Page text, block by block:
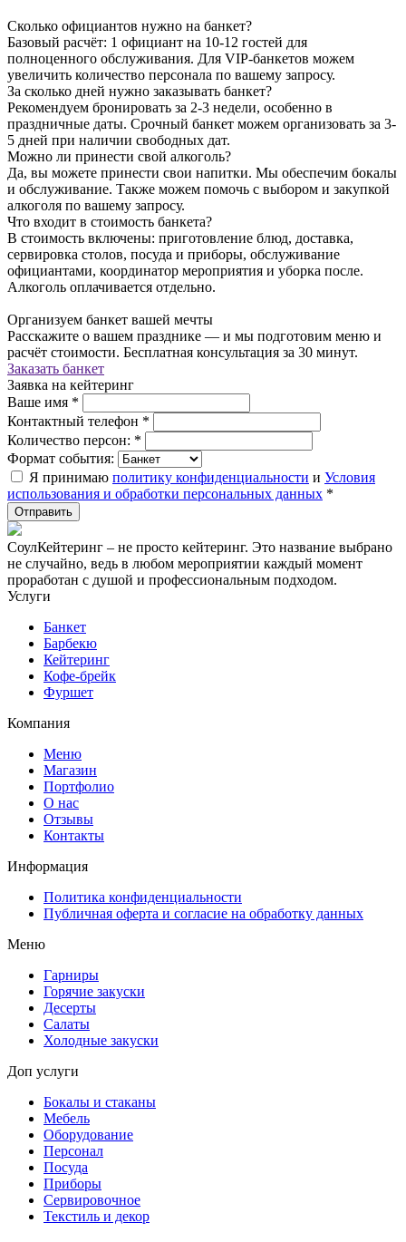
Сколько официантов нужно на банкет?
Базовый расчёт: 1 официант на 10-12 гостей для
полноценного обслуживания. Для VIP-банкетов можем
увеличить количество персонала по вашему запросу.
За сколько дней нужно заказывать банкет?
Рекомендуем бронировать за 2-3 недели, особенно в
праздничные даты. Срочный банкет можем организовать за 3-
5 дней при наличии свободных дат.
Можно ли принести свой алкоголь?
Да, вы можете принести свои напитки. Мы обеспечим бокалы
и обслуживание. Также можем помочь с выбором и закупкой
алкоголя по вашему запросу.
Что входит в стоимость банкета?
В стоимость включены: приготовление блюд, доставка,
сервировка столов, посуда и приборы, обслуживание
официантами, координатор мероприятия и уборка после.
Алкоголь оплачивается отдельно.
Организуем банкет вашей мечты
Расскажите о вашем празднике — и мы подготовим меню и
расчёт стоимости. Бесплатная консультация за 30 минут.
Заказать банкет
Заявка на кейтеринг
Ваше имя *
Контактный телефон *
Количество персон: *
Формат события:
Я принимаю политику конфиденциальности и Условия
использования и обработки персональных данных *
СоулКейтеринг – не просто кейтеринг. Это название выбрано
не случайно, ведь в любом мероприятии каждый момент
проработан с душой и профессиональным подходом.
Услуги
Банкет
Барбекю
Кейтеринг
Кофе-брейк
Фуршет
Компания
Меню
Магазин
Портфолио
О нас
Отзывы
Контакты
Информация
Политика конфиденциальности
Публичная оферта и согласие на обработку данных
Меню
Гарниры
Горячие закуски
Десерты
Салаты
Холодные закуски
Доп услуги
Бокалы и стаканы
Мебель
Оборудование
Персонал
Посуда
Приборы
Сервировочное
Текстиль и декор